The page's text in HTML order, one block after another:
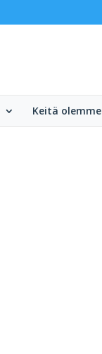
Keitä olemme